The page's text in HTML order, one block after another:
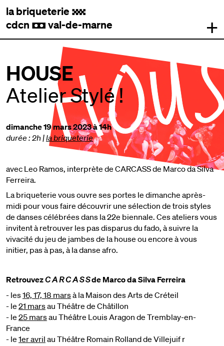
la briqueterie .
cdcn , val-de-marne +
HOUSE
Atelier Stylé !
dimanche 19 mars 2023 à 14h
durée : 2h |la briqueterie
avec Leo Ramos, interprète de CARCASS de Marco da Silva
Ferreira.
La briqueterie vous ouvre ses portes le dimanche après-
midi pour vous faire découvrir une sélection de trois styles
de danses célébrées dans la 22e biennale. Ces ateliers vous
invitent à retrouver les pas disparus du fado, à suivre la
vivacité du jeu de jambes de la house ou encore à vous
initier, pas à pas, à la danse afro.
RetrouvezC A R C A S Sde Marco da Silva Ferreira
- les16, 17, 18 marsà la Maison des Arts de Créteil
- le 21 marsau Théâtre de Châtillon
- le 25 marsau Théâtre Louis Aragon de Tremblay-en-
France
- le 1er avril au Théâtre Romain Rolland de Villejuif r